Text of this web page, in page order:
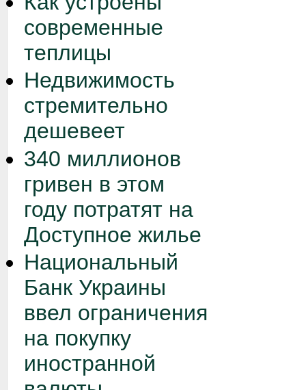
современные
теплицы
Недвижимость
стремительно
дешевеет
340 миллионов
гривен в этом
году потратят на
Доступное жилье
Национальный
Банк Украины
ввел ограничения
на покупку
иностранной